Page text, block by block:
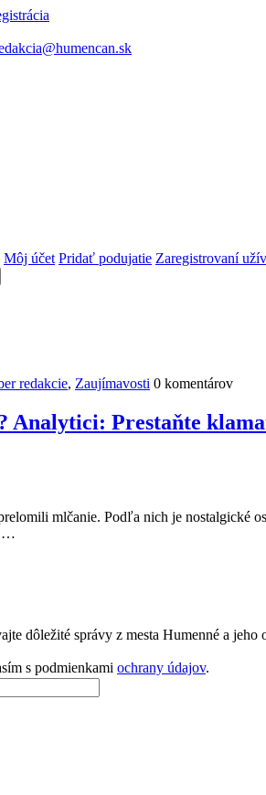
Môj účet Pridať podujatie Zaregistrovaní
redakcie, Zaujímavosti 0 komentárov
Analytici: Prestaňte
mlčanie. Podľa nich je nostalgické
dôležité správy z mesta Humenné a
s podmienkami ochrany údajov.